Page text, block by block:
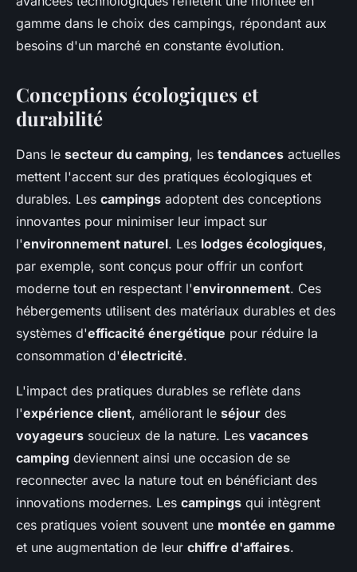
gamme dans le choix des campings, répondant aux
besoins d'un marché en constante évolution.
Conceptions écologiques et
durabilité
Dans le secteur du camping, les tendances actuelles
mettent l'accent sur des pratiques écologiques et
durables. Les campings adoptent des conceptions
innovantes pour minimiser leur impact sur
l'environnement naturel. Les lodges écologiques,
par exemple, sont conçus pour offrir un confort
moderne tout en respectant l'environnement. Ces
hébergements utilisent des matériaux durables et des
systèmes d'efficacité énergétique pour réduire la
consommation d'électricité.
L'impact des pratiques durables se reflète dans
l'expérience client, améliorant le séjour des
voyageurs soucieux de la nature. Les vacances
camping deviennent ainsi une occasion de se
reconnecter avec la nature tout en bénéficiant des
innovations modernes. Les campings qui intègrent
ces pratiques voient souvent une montée en gamme
et une augmentation de leur chiffre d'affaires.